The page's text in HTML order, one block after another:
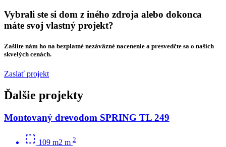
Vybrali ste si dom z iného zdroja alebo dokonca
máte svoj vlastný projekt?
Zašlite nám ho na bezplatné nezáväzné nacenenie a presvedčte sa o našich
skvelých cenách.
Zaslať projekt
Ďalšie projekty
Montovaný drevodom SPRING TL 249
109 m2 m 2